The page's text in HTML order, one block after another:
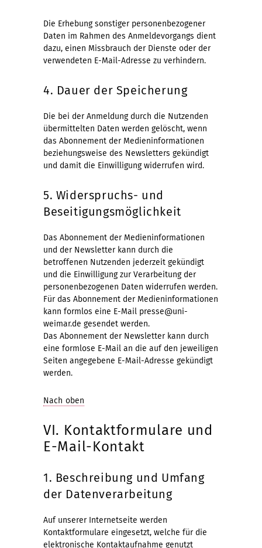
Die Erhebung sonstiger personenbezogener
Daten im Rahmen des Anmeldevorgangs dient
dazu, einen Missbrauch der Dienste oder der
verwendeten E-Mail-Adresse zu verhindern.
4. Dauer der Speicherung
Die bei der Anmeldung durch die Nutzenden
übermittelten Daten werden gelöscht, wenn
das Abonnement der Medieninformationen
beziehungsweise des Newsletters gekündigt
und damit die Einwilligung widerrufen wird.
5. Widerspruchs- und
Beseitigungsmöglichkeit
Das Abonnement der Medieninformationen
und der Newsletter kann durch die
betroffenen Nutzenden jederzeit gekündigt
und die Einwilligung zur Verarbeitung der
personenbezogenen Daten widerrufen werden.
Für das Abonnement der Medieninformationen
kann formlos eine E-Mail presse@uni-
weimar.de gesendet werden.
Das Abonnement der Newsletter kann durch
eine formlose E-Mail an die auf den jeweiligen
Seiten angegebene E-Mail-Adresse gekündigt
werden.
Nach oben
VI. Kontaktformulare und
E-Mail-Kontakt
1. Beschreibung und Umfang
der Datenverarbeitung
Auf unserer Internetseite werden
Kontaktformulare eingesetzt, welche für die
elektronische Kontaktaufnahme genutzt